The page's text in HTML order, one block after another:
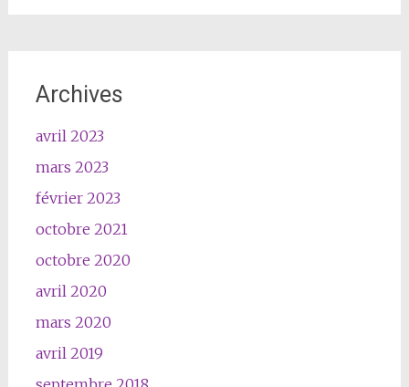
Archives
avril 2023
mars 2023
février 2023
octobre 2021
octobre 2020
avril 2020
mars 2020
avril 2019